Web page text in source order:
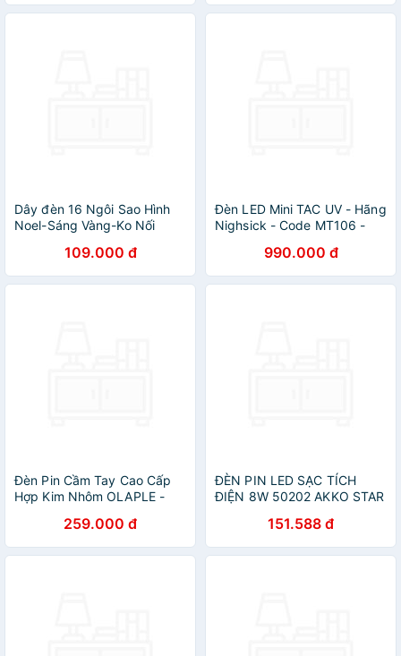
Dây đèn 16 Ngôi Sao Hình
Noel-Sáng Vàng-Ko Nối
109.000 đ
Đèn LED Mini TAC UV - Hãng
Nighsick - Code MT106 -
990.000 đ
Đèn Pin Cầm Tay Cao Cấp
Hợp Kim Nhôm OLAPLE -
259.000 đ
ĐÈN PIN LED SẠC TÍCH
ĐIỆN 8W 50202 AKKO STAR
151.588 đ